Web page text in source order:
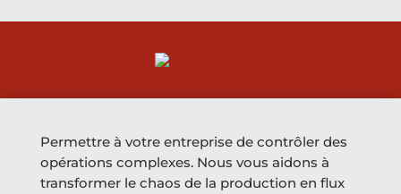
Permettre à votre entreprise de contrôler des
opérations complexes. Nous vous aidons à
transformer le chaos de la production en flux